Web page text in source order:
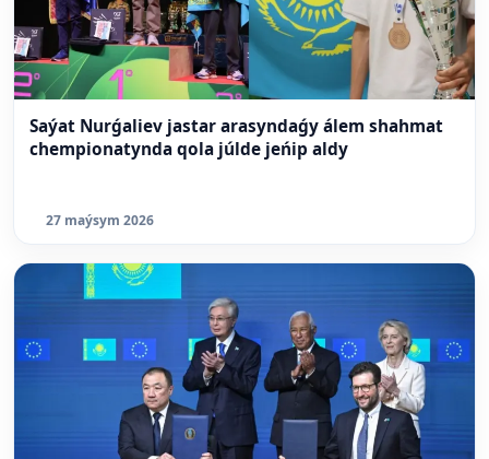
Saýat Nurǵaliev jastar arasyndaǵy álem shahmat
chempionatynda qola júlde jeńip aldy
27 maýsym 2026